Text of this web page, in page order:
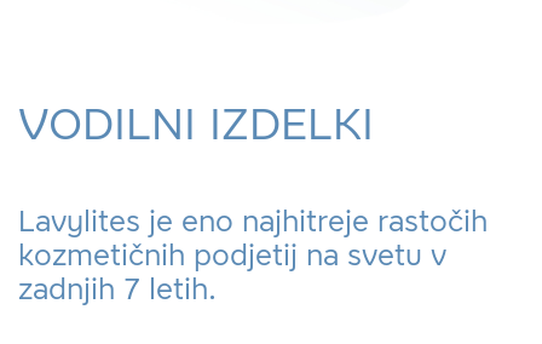
VODILNI IZDELKI
Lavylites je eno najhitreje rastočih
kozmetičnih podjetij na svetu v
zadnjih 7 letih.